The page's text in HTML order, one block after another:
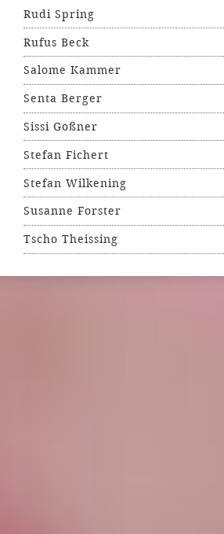
Rudi Spring
Rufus Beck
Salome Kammer
Senta Berger
Sissi Goßner
Stefan Fichert
Stefan Wilkening
Susanne Forster
Tscho Theissing